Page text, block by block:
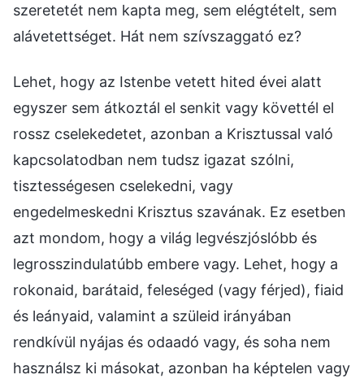
szeretetét nem kapta meg, sem elégtételt, sem
alávetettséget. Hát nem szívszaggató ez?
Lehet, hogy az Istenbe vetett hited évei alatt
egyszer sem átkoztál el senkit vagy követtél el
rossz cselekedetet, azonban a Krisztussal való
kapcsolatodban nem tudsz igazat szólni,
tisztességesen cselekedni, vagy
engedelmeskedni Krisztus szavának. Ez esetben
azt mondom, hogy a világ legvészjóslóbb és
legrosszindulatúbb embere vagy. Lehet, hogy a
rokonaid, barátaid, feleséged (vagy férjed), fiaid
és leányaid, valamint a szüleid irányában
rendkívül nyájas és odaadó vagy, és soha nem
használsz ki másokat, azonban ha képtelen vagy